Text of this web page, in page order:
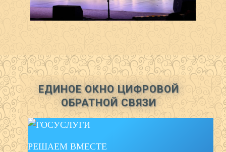
ЕДИНОЕ ОКНО ЦИФРОВОЙ
ОБРАТНОЙ СВЯЗИ
РЕШАЕМ ВМЕСТЕ